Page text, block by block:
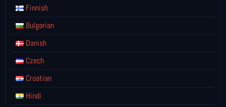
Finnish
Bulgarian
Danish
Czech
Croatian
Hindi